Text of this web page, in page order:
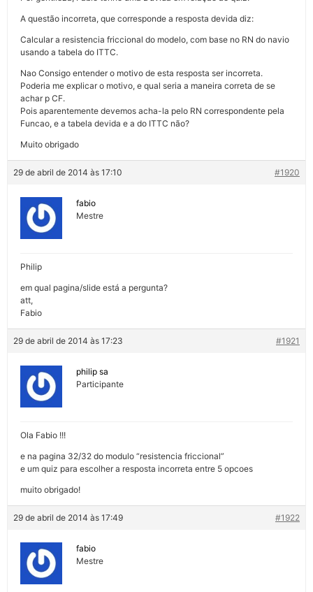
A questão incorreta, que corresponde a resposta devida diz:
Calcular a resistencia friccional do modelo, com base no RN do navio
usando a tabela do ITTC.
Nao Consigo entender o motivo de esta resposta ser incorreta.
Poderia me explicar o motivo, e qual seria a maneira correta de se
achar p CF.
Pois aparentemente devemos acha-la pelo RN correspondente pela
Funcao, e a tabela devida e a do ITTC não?
Muito obrigado
29 de abril de 2014 às 17:10 #1920
fabio
Mestre
Philip
em qual pagina/slide está a pergunta?
att,
Fabio
29 de abril de 2014 às 17:23 #1921
philip sa
Participante
Ola Fabio !!!
e na pagina 32/32 do modulo “resistencia friccional”
e um quiz para escolher a resposta incorreta entre 5 opcoes
muito obrigado!
29 de abril de 2014 às 17:49 #1922
fabio
Mestre